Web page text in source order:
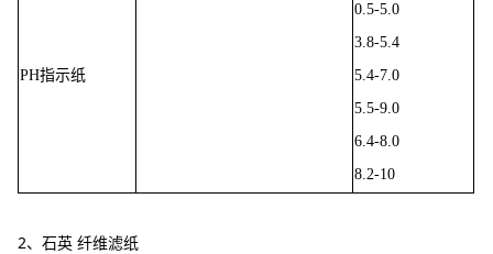
PH指示纸
0.5-5.0
3.8-5.4
5.4-7.0
5.5-9.0
6.4-8.0
8.2-10
2、石英 纤维滤纸